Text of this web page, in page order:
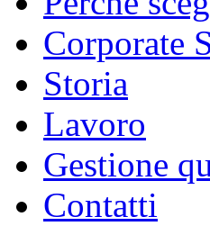
Corporate
Storia
Lavoro
Gestione
Contatti